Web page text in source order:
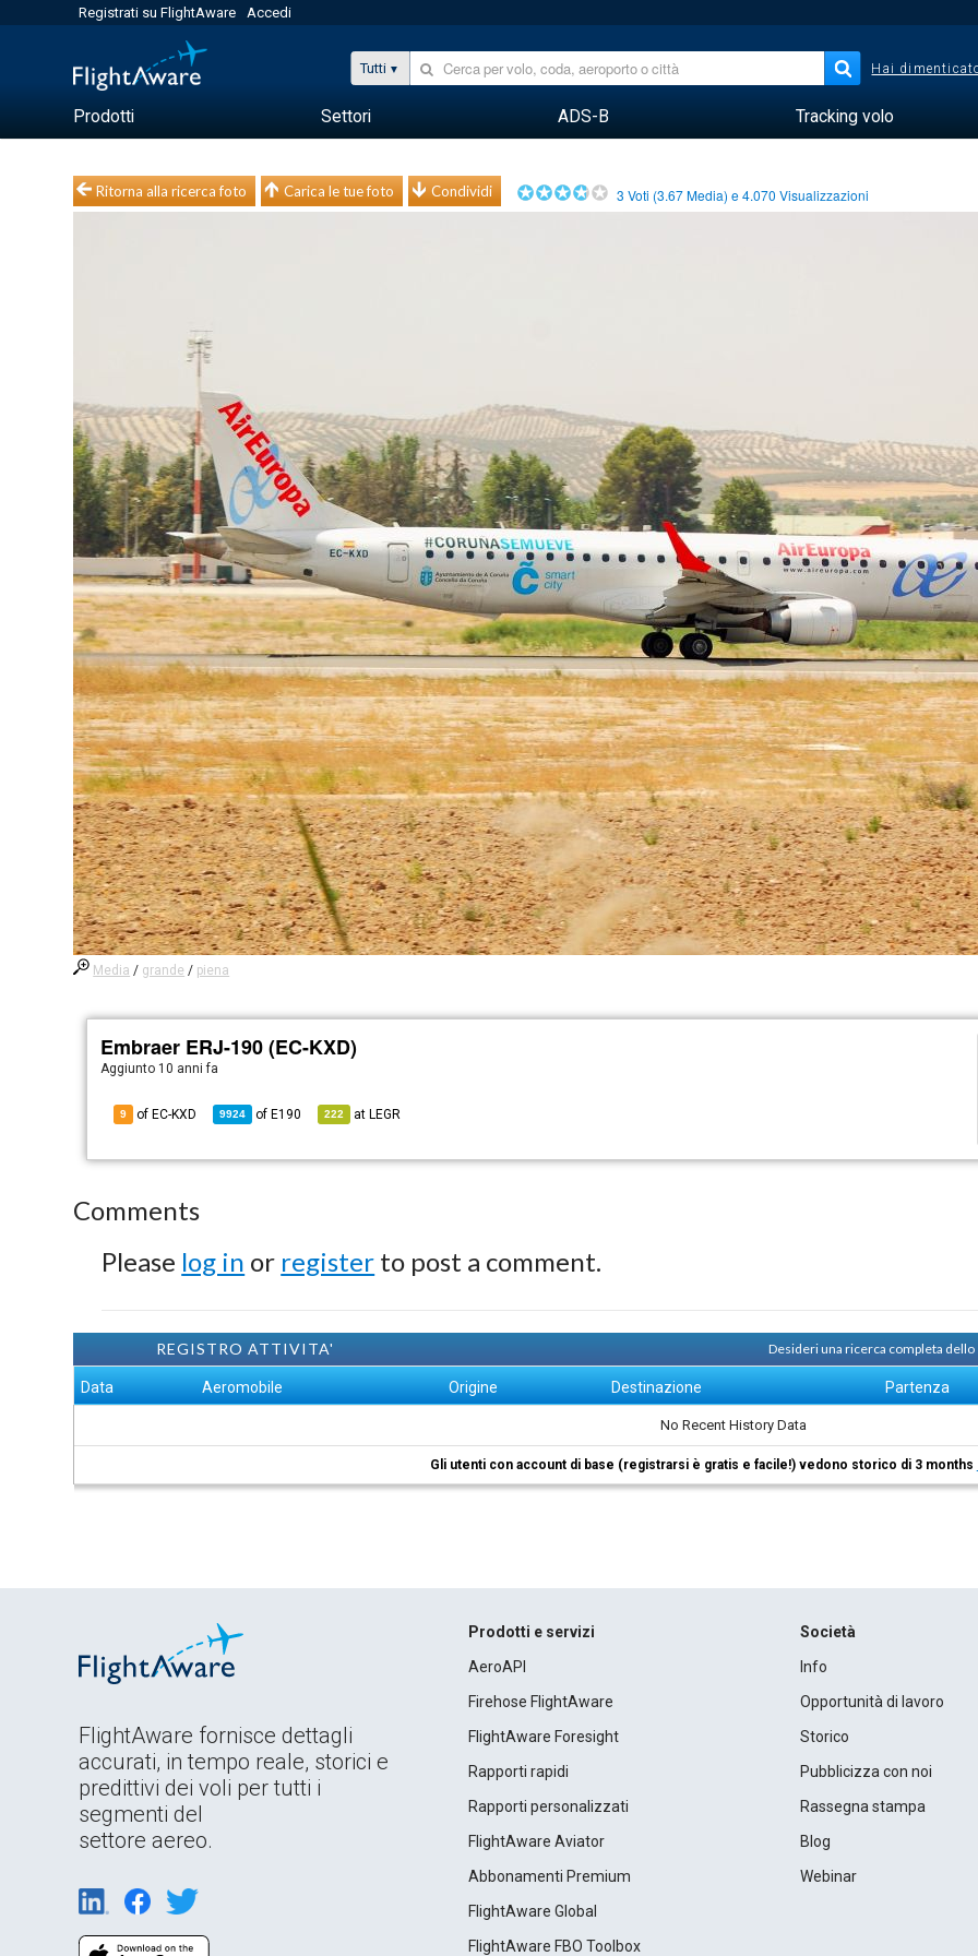
Registrati su FlightAware Accedi
Tutti Hai
Prodotti Settori ADS-B Tracking volo
Ritorna alla ricerca foto Carica le tue foto Condividi 3 Voti (3.67Media) e4.070 Visualizzazioni
Media / grande / piena
Embraer ERJ-190 (EC-KXD)
Aggiunto 10 anni fa
9 of EC-KXD 9924 of E190 222 at LEGR
Comments
Please log in or register to post a comment.
REGISTRO ATTIVITA' Desideri una ricerca completa dello
Data Aeromobile Origine Destinazione Partenza
No Recent History Data
Gli utenti con account di base (registrarsi è gratis e facile!) vedono storico di 3 months
FlightAware fornisce dettagli
accurati, in tempo reale, storici e
predittivi dei voli per tutti i
segmenti del
settore aereo.
Prodotti e servizi
AeroAPI
Firehose FlightAware
FlightAware Foresight
Rapporti rapidi
Rapporti personalizzati
FlightAware Aviator
Abbonamenti Premium
FlightAware Global
FlightAware FBO Toolbox
Società
Info
Opportunità di lavoro
Storico
Pubblicizza con noi
Rassegna stampa
Blog
Webinar